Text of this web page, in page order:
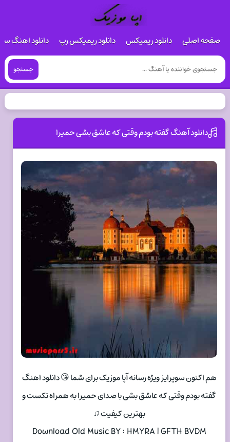
صفحه اصلی دانلود ریمیکس دانلود ریمیکس رپ دانلود اهنگ
جستجو
دانلود آهنگ گفته بودم وقتی که عاشق بشی حمیرا
هم اکنون سوپرایز ویژه رسانه آپا موزیک برای شما 😘 دانلود اهنگ
گفته بودم وقتی که عاشق بشی با صدای حمیرا به همراه تکست و
بهترین کیفیت ♫
Download Old Music BY : HMYRA | GFTH BVDM